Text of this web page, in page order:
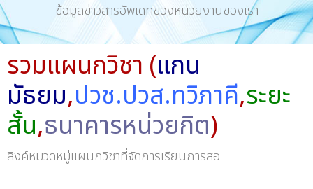
ข้อมูลข่าวสารอัพเดทของหน่วยงานของเรา
รวมแผนกวิชา (แกน
มัธยม,ปวช.ปวส.ทวิภาคี,ระยะ
สั้น,ธนาคารหน่วยกิต)
ลิงค์หมวดหมู่แผนกวิชาที่จัดการเรียนการสอ